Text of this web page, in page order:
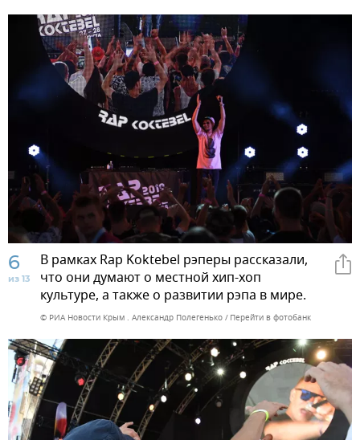
6
из 13
В рамках Rap Koktebel рэперы рассказали,
что они думают о местной хип-хоп
культуре, а также о развитии рэпа в мире.
© РИА Новости Крым . Александр Полегенько Перейти в фотобанк